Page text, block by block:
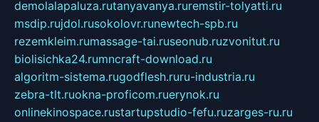
demolalapaluza.rutanyavanya.ruremstir-tolyatti.ru
msdip.rujdol.rusokolovr.runewtech-spb.ru
rezemkleim.rumassage-tai.ruseonub.ruzvonitut.ru
biolisichka24.rumncraft-download.ru
algoritm-sistema.rugodflesh.ruru-industria.ru
zebra-tlt.ruokna-proficom.ruerynok.ru
onlinekinospace.rustartupstudio-fefu.ruzarges-ru.ru